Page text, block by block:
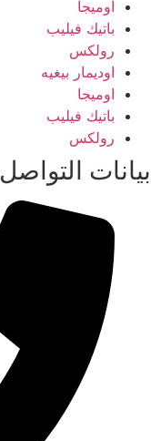
اوميجا
باتيك فيليب
رولكس
اوديمار بيغيه
اوميجا
باتيك فيليب
رولكس
بيانات التواصل